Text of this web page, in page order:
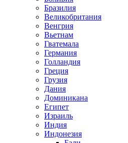
Бразилия
Великобритания
Венгрия
Вьетнам
Гватемала
Германия
Голландия
Греция
Грузия
Дания
Доминикана
Египет
Израиль
Индия
Индонезия